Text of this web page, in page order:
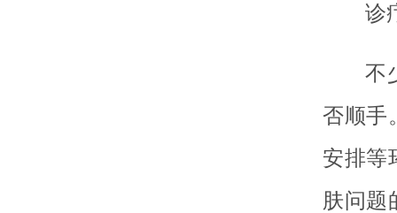
诊
不
否顺手
安排等
肤问题